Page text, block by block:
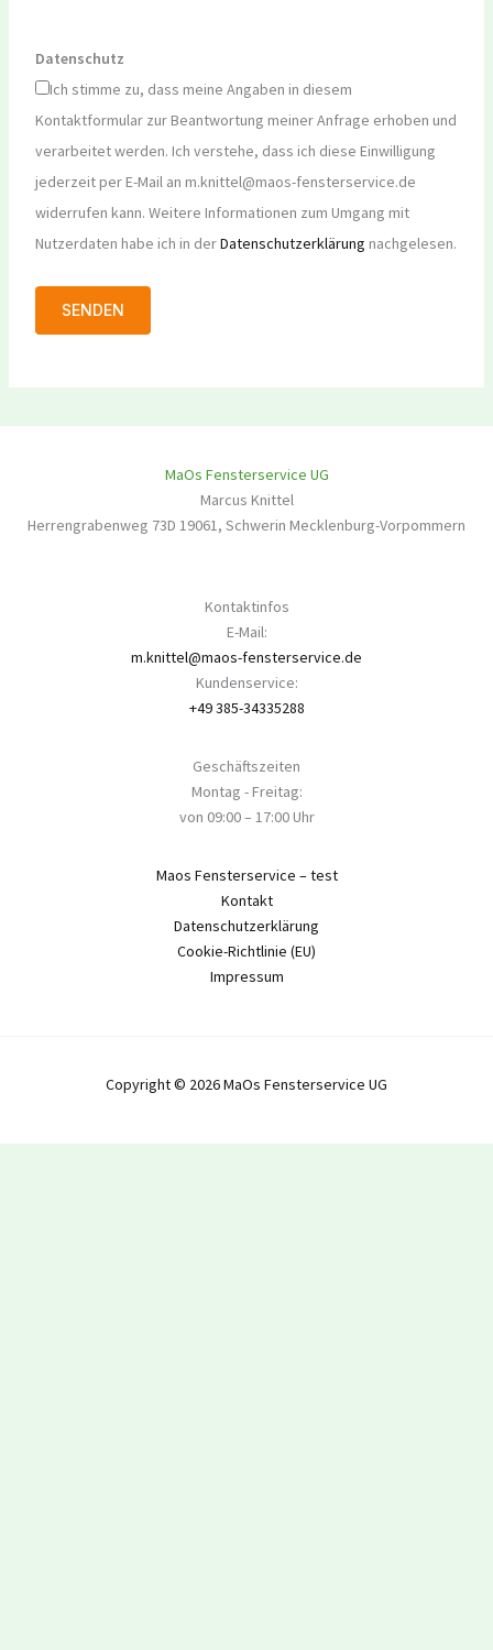
Datenschutz
Ich stimme zu, dass meine Angaben in diesem
Kontaktformular zur Beantwortung meiner Anfrage erhoben und
verarbeitet werden. Ich verstehe, dass ich diese Einwilligung
jederzeit per E-Mail an m.knittel@maos-fensterservice.de
widerrufen kann. Weitere Informationen zum Umgang mit
Nutzerdaten habe ich in derDatenschutzerklärung nachgelesen.
MaOs Fensterservice UG
Marcus Knittel
Herrengrabenweg 73D 19061, Schwerin Mecklenburg-Vorpommern
Kontaktinfos
E-Mail:
m.knittel@maos-fensterservice.de
Kundenservice:
+49 385-34335288
Geschäftszeiten
Montag - Freitag:
von 09:00 – 17:00 Uhr
Maos Fensterservice – test
Kontakt
Datenschutzerklärung
Cookie-Richtlinie (EU)
Impressum
Copyright © 2026 MaOs Fensterservice UG